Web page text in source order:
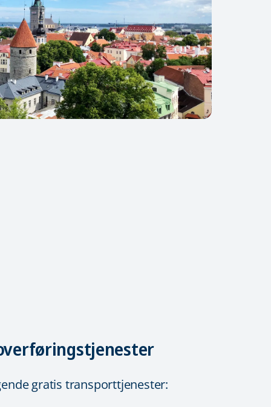
gratis transporttjenester: